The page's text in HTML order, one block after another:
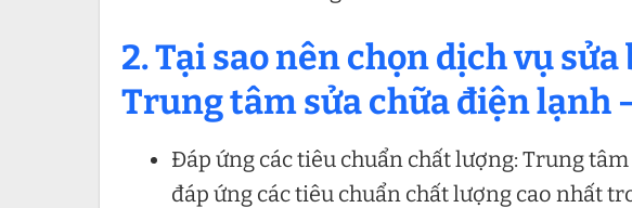
2. Tại sao nên chọn dịch vụ
Trung tâm sửa chữa điện lạnh
Đáp ứng các tiêu chuẩn chất lượng: Trung
đáp ứng các tiêu chuẩn chất lượng cao nhất